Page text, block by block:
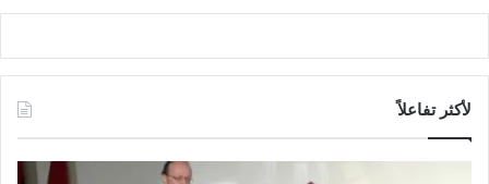
لأكثر تفاعلاً